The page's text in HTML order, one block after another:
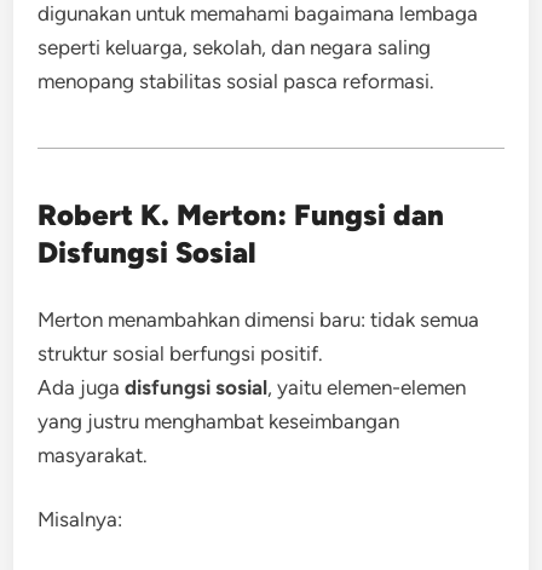
digunakan untuk memahami bagaimana lembaga
seperti keluarga, sekolah, dan negara saling
menopang stabilitas sosial pasca reformasi.
Robert K. Merton: Fungsi dan
Disfungsi Sosial
Merton menambahkan dimensi baru: tidak semua
struktur sosial berfungsi positif.
Ada jugadisfungsi sosial, yaitu elemen-elemen
yang justru menghambat keseimbangan
masyarakat.
Misalnya: